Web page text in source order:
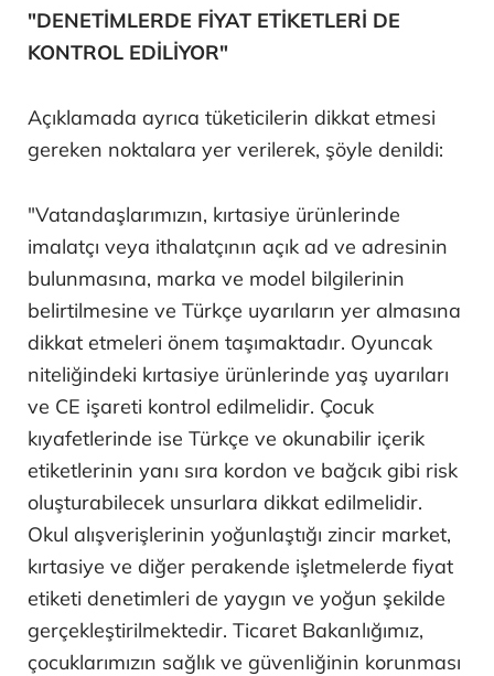
"DENETİMLERDE FİYAT ETİKETLERİ DE
KONTROL EDİLİYOR"
Açıklamada ayrıca tüketicilerin dikkat etmesi
gereken noktalara yer verilerek, şöyle denildi:
"Vatandaşlarımızın, kırtasiye ürünlerinde
imalatçı veya ithalatçının açık ad ve adresinin
bulunmasına, marka ve model bilgilerinin
belirtilmesine ve Türkçe uyarıların yer almasına
dikkat etmeleri önem taşımaktadır. Oyuncak
niteliğindeki kırtasiye ürünlerinde yaş uyarıları
ve CE işareti kontrol edilmelidir. Çocuk
kıyafetlerinde ise Türkçe ve okunabilir içerik
etiketlerinin yanı sıra kordon ve bağcık gibi risk
oluşturabilecek unsurlara dikkat edilmelidir.
Okul alışverişlerinin yoğunlaştığı zincir market,
kırtasiye ve diğer perakende işletmelerde fiyat
etiketi denetimleri de yaygın ve yoğun şekilde
gerçekleştirilmektedir. Ticaret Bakanlığımız,
çocuklarımızın sağlık ve güvenliğinin korunması